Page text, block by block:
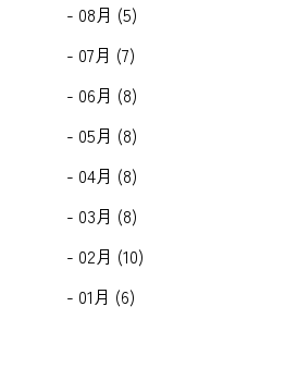
- 08月 (5)
- 07月 (7)
- 06月 (8)
- 05月 (8)
- 04月 (8)
- 03月 (8)
- 02月 (10)
- 01月 (6)